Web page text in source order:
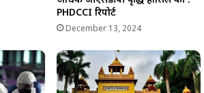
PHDCCI रिपोर्ट
December 13, 2024